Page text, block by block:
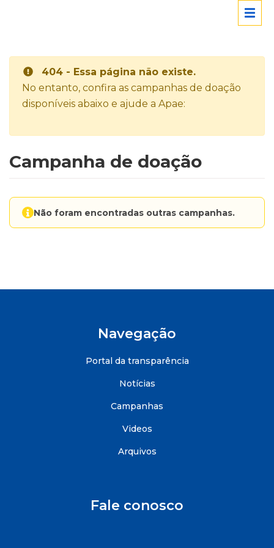
404 - Essa página não existe.
No entanto, confira as campanhas de doação
disponíveis abaixo e ajude a Apae:
Campanha de doação
Não foram encontradas outras campanhas.
Navegação
Portal da transparência
Notícias
Campanhas
Videos
Arquivos
Fale conosco